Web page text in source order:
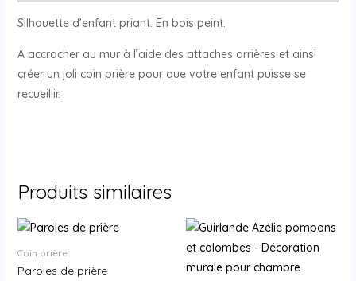
Silhouette d’enfant priant. En bois peint.
A accrocher au mur à l’aide des attaches arrières et ainsi
créer un joli coin prière pour que votre enfant puisse se
recueillir.
Produits similaires
Coin prière
Paroles de prière